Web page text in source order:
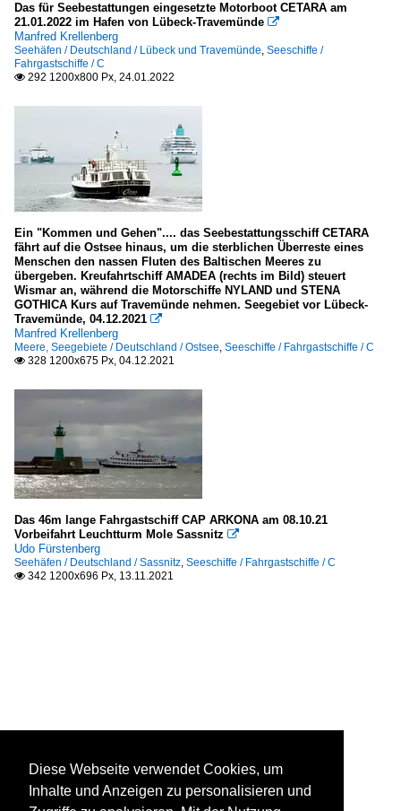
Das für Seebestattungen eingesetzte Motorboot CETARA am
21.01.2022 im Hafen von Lübeck-Travemünde 
Manfred Krellenberg
Seehäfen / Deutschland / Lübeck und Travemünde, Seeschiffe /
Fahrgastschiffe / C
 292 1200x800 Px, 24.01.2022
Ein "Kommen und Gehen".... das Seebestattungsschiff CETARA
fährt auf die Ostsee hinaus, um die sterblichen Überreste eines
Menschen den nassen Fluten des Baltischen Meeres zu
übergeben. Kreufahrtschiff AMADEA (rechts im Bild) steuert
Wismar an, während die Motorschiffe NYLAND und STENA
GOTHICA Kurs auf Travemünde nehmen. Seegebiet vor Lübeck-
Travemünde, 04.12.2021 
Manfred Krellenberg
Meere, Seegebiete / Deutschland / Ostsee, Seeschiffe / Fahrgastschiffe / C
 328 1200x675 Px, 04.12.2021
Das 46m lange Fahrgastschiff CAP ARKONA am 08.10.21
Vorbeifahrt Leuchtturm Mole Sassnitz 
Udo Fürstenberg
Seehäfen / Deutschland / Sassnitz, Seeschiffe / Fahrgastschiffe / C
 342 1200x696 Px, 13.11.2021
Diese Webseite verwendet Cookies, um
Inhalte und Anzeigen zu personalisieren und